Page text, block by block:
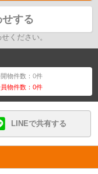
する
ください。
物件数：0件
物件数：0件
LINEで共有する